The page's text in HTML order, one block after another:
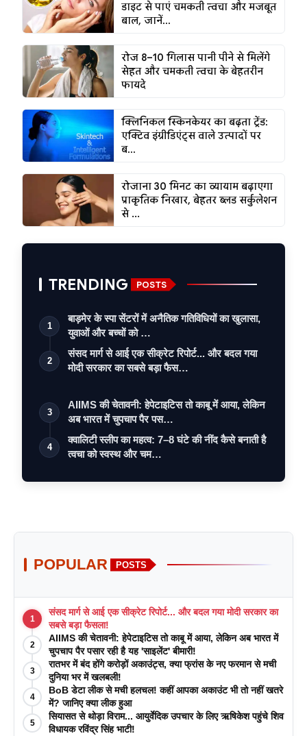
डाइट से पाएं चमकती त्वचा और मजबूत
बाल, जानें...
रोज 8–10 गिलास पानी पीने से मिलेंगे
सेहत और चमकती त्वचा के बेहतरीन
फायदे
क्लिनिकल स्किनकेयर का बढ़ता ट्रेंड:
एक्टिव इंग्रीडिएंट्स वाले उत्पादों पर
ब...
रोजाना 30 मिनट का व्यायाम बढ़ाएगा
प्राकृतिक निखार, बेहतर ब्लड सर्कुलेशन
से ...
TRENDING POSTS
1
बाड़मेर के स्पा सेंटरों में अनैतिक गतिविधियों का खुलासा,
युवाओं और बच्चों को …
2
संसद मार्ग से आई एक सीक्रेट रिपोर्ट... और बदल गया
मोदी सरकार का सबसे बड़ा फैस…
3
AIIMS की चेतावनी: हेपेटाइटिस तो काबू में आया, लेकिन
अब भारत में चुपचाप पैर पस…
4
क्वालिटी स्लीप का महत्व: 7–8 घंटे की नींद कैसे बनाती है
त्वचा को स्वस्थ और चम…
POPULAR POSTS
1
संसद मार्ग से आई एक सीक्रेट रिपोर्ट... और बदल गया मोदी सरकार का
सबसे बड़ा फैसला!
2
AIIMS की चेतावनी: हेपेटाइटिस तो काबू में आया, लेकिन अब भारत में
चुपचाप पैर पसार रही है यह 'साइलेंट' बीमारी!
3
रातभर में बंद होंगे करोड़ों अकाउंट्स, क्या फ्रांस के नए फरमान से मची
दुनिया भर में खलबली!
4
BoB डेटा लीक से मची हलचल! कहीं आपका अकाउंट भी तो नहीं खतरे
में? जानिए क्या लीक हुआ
5
सियासत से थोड़ा विराम... आयुर्वेदिक उपचार के लिए ऋषिकेश पहुंचे शिव
विधायक रविंद्र सिंह भाटी!